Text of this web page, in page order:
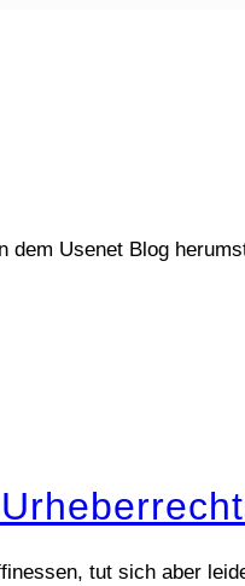
dem Usenet Blog
tut sich aber